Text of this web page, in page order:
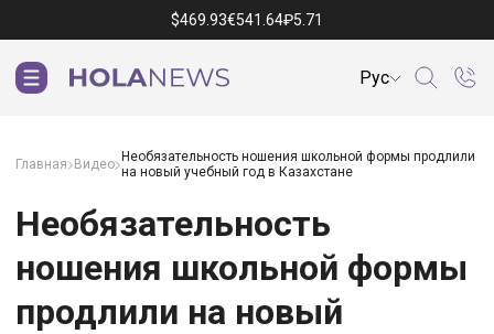
$469.93€541.64₽5.71
Рус
Главная Видео Необязательность ношения школьной формы продлили
на новый учебный год в Казахстане
Необязательность
ношения школьной формы
продлили на новый